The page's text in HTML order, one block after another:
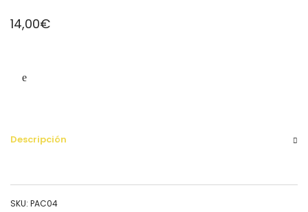
14,00€
Descripción
SKU: PAC04